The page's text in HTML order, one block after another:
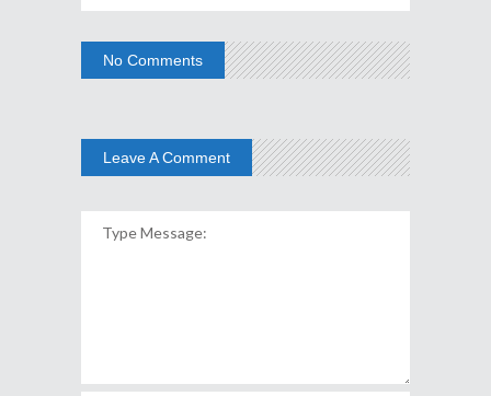
No Comments
Leave A Comment